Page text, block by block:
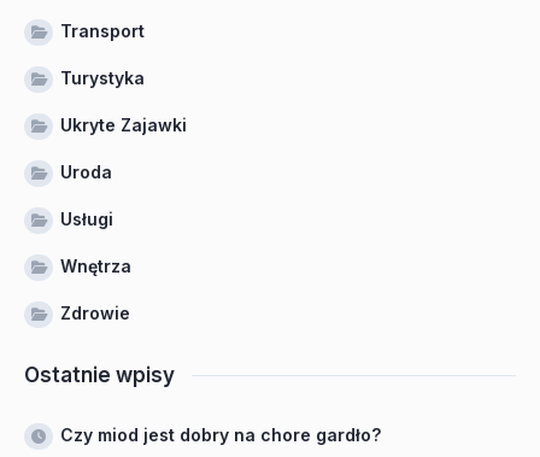
Transport
Turystyka
Ukryte Zajawki
Uroda
Usługi
Wnętrza
Zdrowie
Ostatnie wpisy
Czy miod jest dobry na chore gardło?